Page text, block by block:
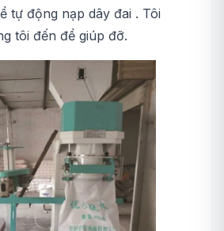
tự động nạp dây đai . Tôi
tôi đến để giúp đỡ.